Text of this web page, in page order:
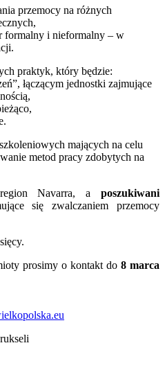
przemocy na różnych
formalny i nieformalny – w
praktyk, który będzie:
łączącym jednostki zajmujące
mających na celu
metod pracy zdobytych na
Navarra, a poszukiwani
się zwalczaniem przemocy
prosimy o kontakt do 8 marca